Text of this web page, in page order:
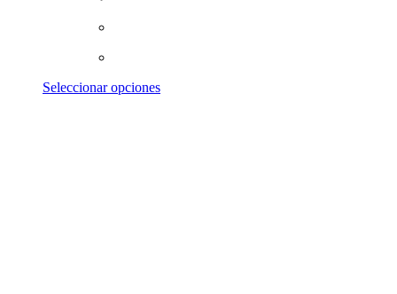
Seleccionar opcionesEste